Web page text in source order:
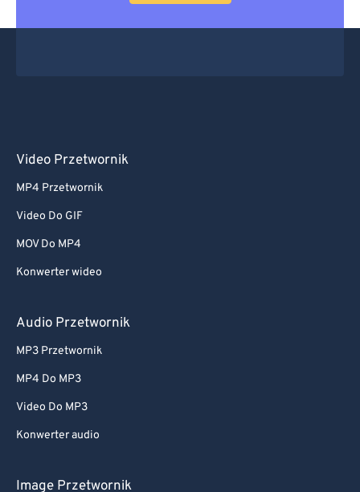
Video Przetwornik
MP4 Przetwornik
Video Do GIF
MOV Do MP4
Konwerter wideo
Audio Przetwornik
MP3 Przetwornik
MP4 Do MP3
Video Do MP3
Konwerter audio
Image Przetwornik